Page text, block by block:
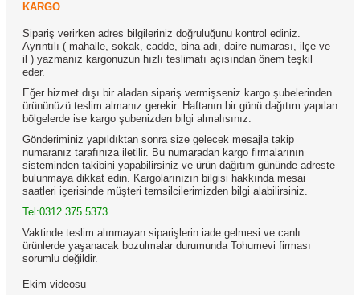
KARGO
Sipariş verirken adres bilgileriniz doğruluğunu kontrol ediniz.
Ayrıntılı ( mahalle, sokak, cadde, bina adı, daire numarası, ilçe ve
il ) yazmanız kargonuzun hızlı teslimatı açısından önem teşkil
eder.
Eğer hizmet dışı bir aladan sipariş vermişseniz kargo şubelerinden
ürününüzü teslim almanız gerekir. Haftanın bir günü dağıtım yapılan
bölgelerde ise kargo şubenizden bilgi almalısınız.
Gönderiminiz yapıldıktan sonra size gelecek mesajla takip
numaranız tarafınıza iletilir. Bu numaradan kargo firmalarının
sisteminden takibini yapabilirsiniz ve ürün dağıtım gününde adreste
bulunmaya dikkat edin. Kargolarınızın bilgisi hakkında mesai
saatleri içerisinde müşteri temsilcilerimizden bilgi alabilirsiniz.
Tel:0312 375 5373
Vaktinde teslim alınmayan siparişlerin iade gelmesi ve canlı
ürünlerde yaşanacak bozulmalar durumunda Tohumevi firması
sorumlu değildir.
Ekim videosu